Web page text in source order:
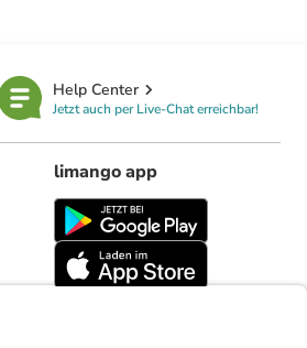
Help Center
Jetzt auch per Live-Chat erreichbar!
limango app